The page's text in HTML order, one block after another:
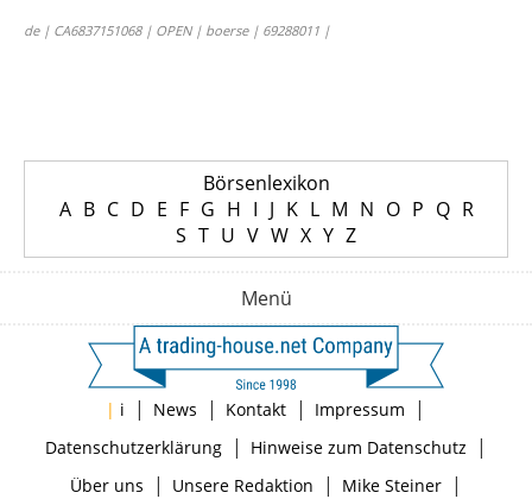
de | CA6837151068 | OPEN | boerse | 69288011 |
Börsenlexikon
A B C D E F G H I J K L M N O P Q R
S T U V W X Y Z
Menü
| i | News | Kontakt | Impressum |
Datenschutzerklärung| Hinweise zum Datenschutz |
Über uns | Unsere Redaktion | Mike Steiner|